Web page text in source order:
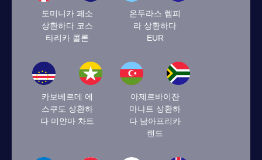
도미니카 페소
상환하다 코스
타리카 콜론
온두라스 렘피
라 상환하다
EUR
카보베르데 에
스쿠도 상환하
다 미얀마 차트
아제르바이잔
마나트 상환하
다 남아프리카
랜드